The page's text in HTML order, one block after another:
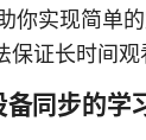
你实现简单
证长时间观
同步的学